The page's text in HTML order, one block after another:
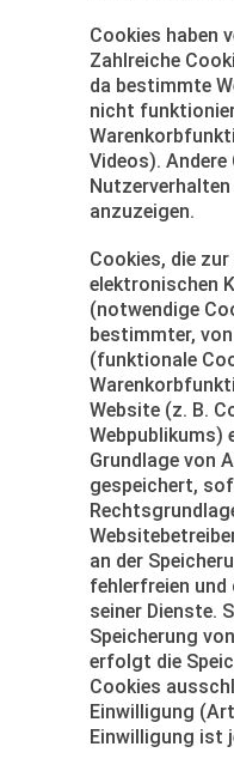
Cookies haben
Zahlreiche
da bestimmte
nicht
Videos). Andere
anzuzeigen.
Cookies, die
elektronischen
(notwendige
bestimmter,
(funktionale
Website (z. B.
Webpublikums)
Grundlage von
gespeichert,
an der
fehlerfreien
seiner Dienste.
Speicherung
erfolgt die
Cookies
Einwilligung
Einwilligung ist